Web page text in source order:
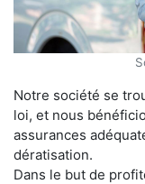
Notre société se
loi, et nous
assurances
dératisation.
Dans le but de